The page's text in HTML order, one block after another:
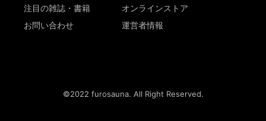
注目の雑誌・書籍
オンラインストア
お問い合わせ
運営者情報
©2022 furosauna. All Right Reserved.